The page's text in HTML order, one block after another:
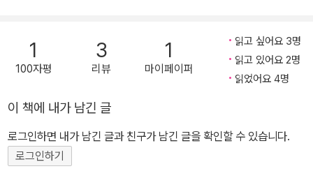
내의 부탁을 일언지하에 거절한 이유는, 유령 때문에 집을 팔았다는
쑥덕공론이 그의 귀족 신분과 사회적 지위에 손상을 주기 때문이었
다. 인스테텐은 모든 세상사를 사회적 기준에 맞추어 해석하며, 사회
적 기준은 바로 그의 사고의 알파요 오메가이기 때문에 아내의 불안
이다.
에피는 남편의 군대 시절 친구 크람파스와 우연하고 공교로운 기회에
0일 79세를 일기로 베를린에서 사망했다.
로 출간되었다. 『에피 브리스트』는 작가가 작고하기 직전에 완성한
만년의 대작 『슈테힐린 호수』와 함께 폰타네 소설 중 가장 완성도 높
은 작품으로 손꼽히며, 흔히 톨스토이의 『안나 카레니나』·플로베르의
부작 중 한 작품으로 거론된다. 주인공 에피 브리스트는 북부 독일의
한 귀족 집안의 무남독녀로 발랄하고 귀여운 17세의 소녀다. 소설은
그녀가 자신의 어머니에게 구애하다 실패한 적도 있던 21세 연상의
남자 인스테텐 남작과 조건에 맞춰 결혼을 한 후 다른 남자와 우연히
1
100자평
3
리뷰
1
마이페이퍼
읽고 싶어요 3명
읽고 있어요 2명
읽었어요 4명
이 책에 내가 남긴 글
로그인하면 내가 남긴 글과 친구가 남긴 글을 확인할 수 있습니다.
로그인하기